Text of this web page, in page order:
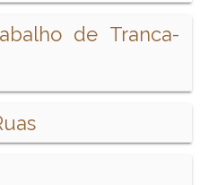
de Tranca-